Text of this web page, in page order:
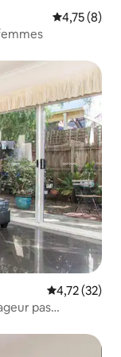
Évaluation
4,75 (8)
Évaluation
4,72 (32)
pas